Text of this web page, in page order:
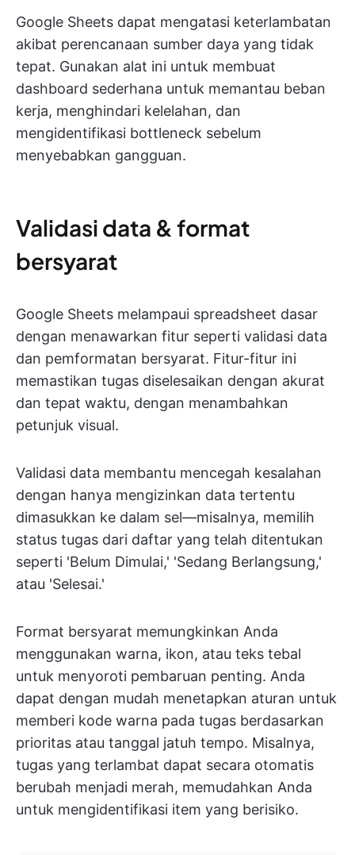
Google Sheets dapat mengatasi keterlambatan
akibat perencanaan sumber daya yang tidak
tepat. Gunakan alat ini untuk membuat
dashboard sederhana untuk memantau beban
kerja, menghindari kelelahan, dan
mengidentifikasi bottleneck sebelum
menyebabkan gangguan.
Validasi data & format
bersyarat
Google Sheets melampaui spreadsheet dasar
dengan menawarkan fitur seperti validasi data
dan pemformatan bersyarat. Fitur-fitur ini
memastikan tugas diselesaikan dengan akurat
dan tepat waktu, dengan menambahkan
petunjuk visual.
Validasi data membantu mencegah kesalahan
dengan hanya mengizinkan data tertentu
dimasukkan ke dalam sel—misalnya, memilih
status tugas dari daftar yang telah ditentukan
seperti 'Belum Dimulai,' 'Sedang Berlangsung,'
atau 'Selesai.'
Format bersyarat memungkinkan Anda
menggunakan warna, ikon, atau teks tebal
untuk menyoroti pembaruan penting. Anda
dapat dengan mudah menetapkan aturan untuk
memberi kode warna pada tugas berdasarkan
prioritas atau tanggal jatuh tempo. Misalnya,
tugas yang terlambat dapat secara otomatis
berubah menjadi merah, memudahkan Anda
untuk mengidentifikasi item yang berisiko.